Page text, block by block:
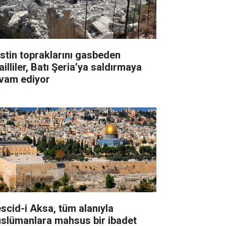
topraklarını gasbeden
Batı Şeria’ya saldırmaya
ediyor
i Aksa, tüm alanıyla
mahsus bir ibadet